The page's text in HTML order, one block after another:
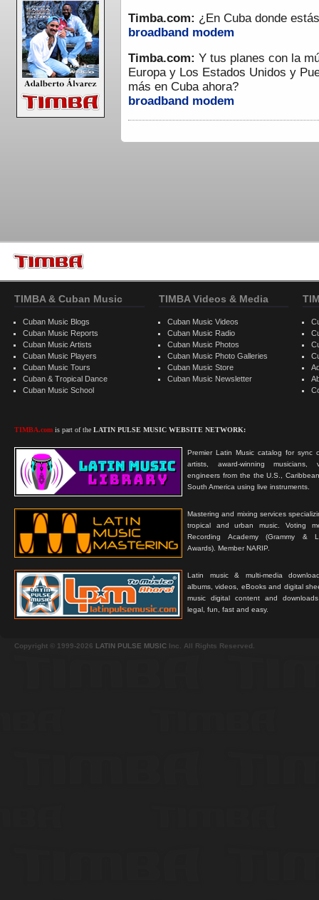
Timba.com: ¿En Cuba donde
broadband modem
Timba.com: Y tus planes con la
Europa y Los Estados Unidos y
más en Cuba ahora?
broadband modem
TIMBA & Cuban Music
Cuban Music Blogs
Cuban Music Reports
Cuban Music Artists
Cuban Music Players
Cuban Music Tours
Cuban & Tropical Dance
Cuban Music School
TIMBA.com is part of the LATIN PULSE MUSIC WEBSITE NETWORK:
Premier Latin Music catalog for sync
artists, award-winning musicians,
engineers from the the U.S.,
South America using live instruments.
Mastering and mixing services
tropical and urban music. Voting
Recording Academy (Grammy &
Awards). Member NARIP.
Latin music & multi-media
albums, videos, eBooks and digital
music digital content and
legal, fun, fast and easy.
TIMBA Videos & Media
Cuban Music Videos
Cuban Music Radio
Cuban Music Photos
Cuban Music Photo Galleries
Cuban Music Store
Cuban Music Newsletter
Copyright © 1999-2026 LATIN PULSE MUSIC Inc. All Rights Reserved.